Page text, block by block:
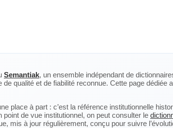
Semantiak, un ensemble indépendant de
qualité et de fiabilité reconnue. Cette page dédiée
place à part : c’est la référence institutionnelle
de vue institutionnel, on peut consulter le
mis à jour régulièrement, conçu pour suivre